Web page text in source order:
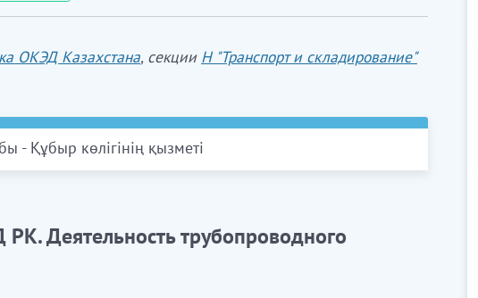
ОКЭД Казахстана, секции Н "Транспорт и складирование"
- Құбыр көлігінің қызметі
Деятельность трубопроводного